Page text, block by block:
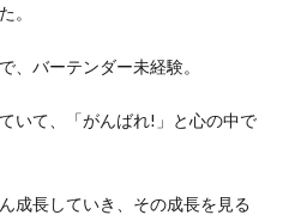
。
、バーテンダー未経験。
いて、「がんばれ!」と心の中で
成長していき、その成長を見る